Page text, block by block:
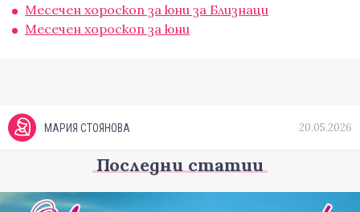
Месечен хороскоп за юни за Близнаци
Месечен хороскоп за юни
МАРИЯ СТОЯНОВА 20.05.2026
Последни статии